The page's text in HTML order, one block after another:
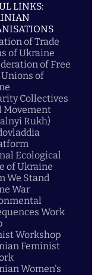
LINKS:
of Trade
of Ukraine
of Free
Unions of
Collectives
Movement
Rukh)
Ecological
of Ukraine
We Stand
War
Work
Workshop
Feminist
Women's